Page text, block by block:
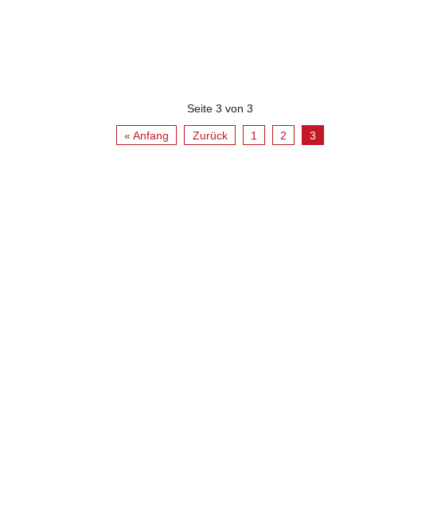
Seite 3 von 3
« Anfang Zurück 1 2 3